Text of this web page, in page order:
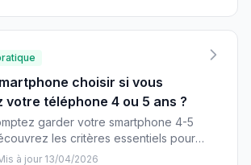
et prix.
choisir si vous
votre téléphone 4 ou 5 ans ?
garder votre smartphone 4-5
les critères essentiels pour
durable : processeur, mises à jour,
à jour 13/04/2026